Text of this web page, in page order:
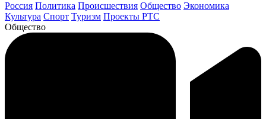
Россия Политика Происшествия Общество Экономика
Культура Спорт Туризм Проекты РТС
Общество